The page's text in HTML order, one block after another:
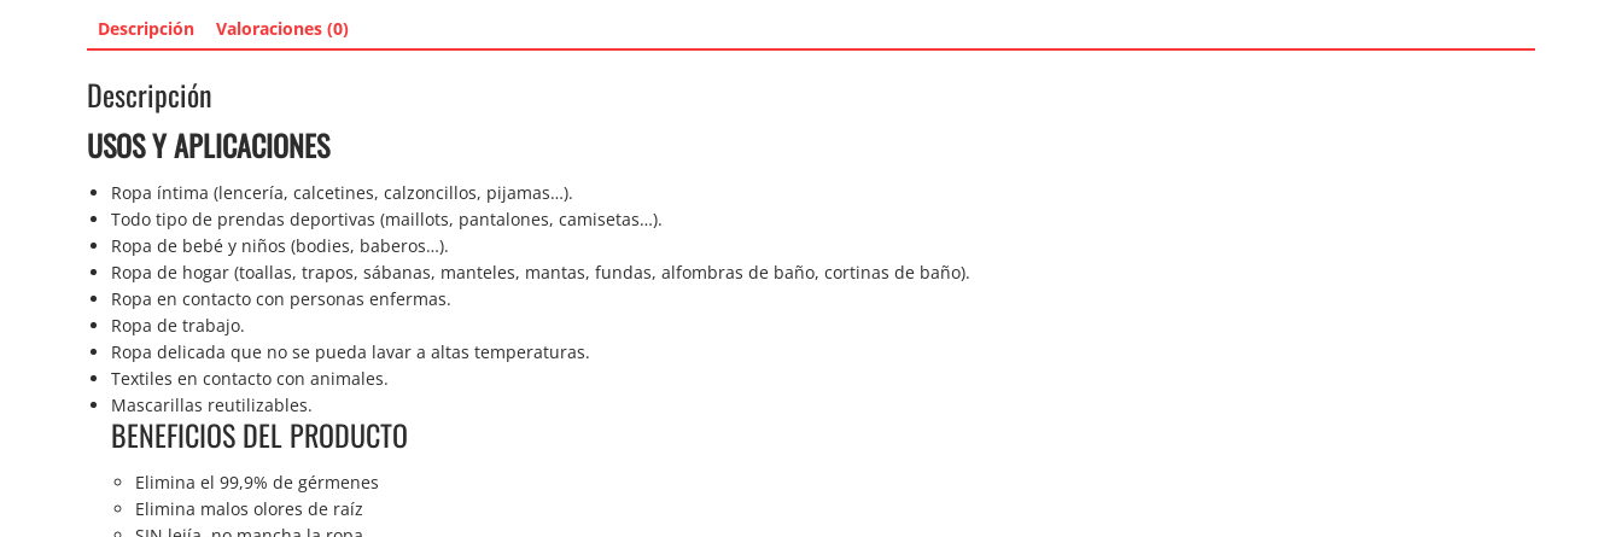
Descripción Valoraciones (0)
Descripción
USOS Y APLICACIONES
Ropa íntima (lencería, calcetines, calzoncillos, pijamas…).
Todo tipo de prendas deportivas (maillots, pantalones, camisetas…).
Ropa de bebé y niños (bodies, baberos…).
Ropa de hogar (toallas, trapos, sábanas, manteles, mantas, fundas, alfombras de baño, cortinas de baño).
Ropa en contacto con personas enfermas.
Ropa de trabajo.
Ropa delicada que no se pueda lavar a altas temperaturas.
Textiles en contacto con animales.
Mascarillas reutilizables.
BENEFICIOS DEL PRODUCTO
Elimina el 99,9% de gérmenes
Elimina malos olores de raíz